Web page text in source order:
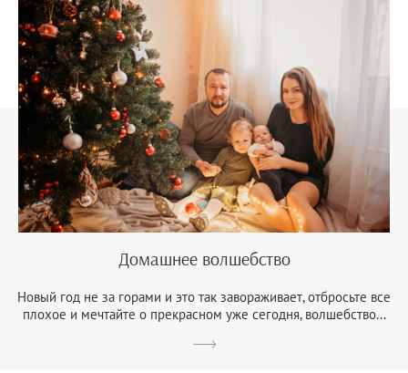
Домашнее волшебство
Новый год не за горами и это так завораживает, отбросьте все
плохое и мечтайте о прекрасном уже сегодня, волшебство...